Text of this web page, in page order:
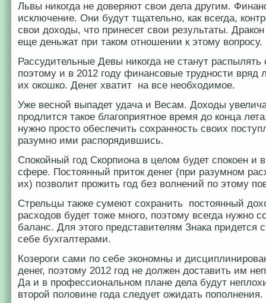
Львы никогда не доверяют свои дела другим.
исключение. Они будут тщательно, как всегда,
свои доходы, что принесет свои результаты. Дракон
еще деньжат при таком отношении к этому вопросу.
Рассудительные Девы никогда не станут распылять
поэтому и в 2012 году финансовые трудности вряд
их окошко. Денег хватит на все необходимое.
Уже весной выпадет удача и Весам. Доходы
продлится такое благоприятное время до конца
нужно просто обеспечить сохранность своих
разумно ими распорядившись.
Спокойный год Скорпиона в целом будет спокоен и
сфере. Постоянный приток денег (при разумном
их) позволит прожить год без волнений по этому
Стрельцы также сумеют сохранить постоянный
расходов будет тоже много, поэтому всегда нужно
баланс. Для этого представителям Знака придется
себе бухгалтерами.
Козероги сами по себе экономны и
денег, поэтому 2012 год не должен доставить им
Да и в профессиональном плане дела будут
второй половине года следует ожидать пополнения.